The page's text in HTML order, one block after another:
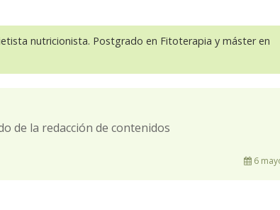
nutricionista. Postgrado en Fitoterapia y máster en
de la redacción de contenidos
6